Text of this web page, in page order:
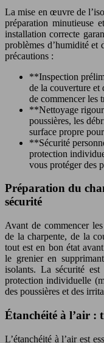
La mise en œuvre de
préparation minutieuse
installation correcte
problèmes d’humidité et
précautions :
**Inspection
de la couverture et
de commencer les
**Nettoyage
poussières, les
surface propre
**Sécurité
protection
vous protéger des
Préparation du
sécurité
Avant de commencer
de la charpente, de la
tout est en bon état
le grenier en
isolants. La sécurité
protection individuelle
des poussières et des
Étanchéité à l’air :
L’étanchéité à l’air est